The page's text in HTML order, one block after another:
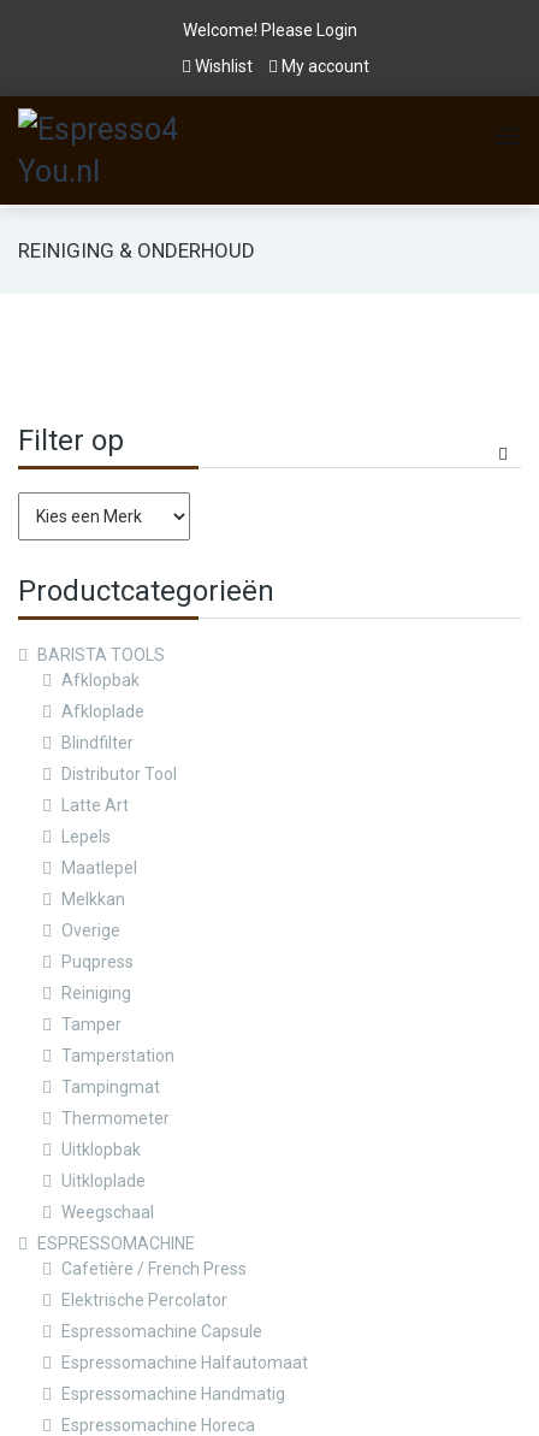
Welcome! Please
Login
Wishlist
My account
REINIGING & ONDERHOUD
Filter op
Productcategorieën
BARISTA TOOLS
Afklopbak
Afkloplade
Blindfilter
Distributor Tool
Latte Art
Lepels
Maatlepel
Melkkan
Overige
Puqpress
Reiniging
Tamper
Tamperstation
Tampingmat
Thermometer
Uitklopbak
Uitkloplade
Weegschaal
ESPRESSOMACHINE
Cafetière / French Press
Elektrische Percolator
Espressomachine Capsule
Espressomachine Halfautomaat
Espressomachine Handmatig
Espressomachine Horeca